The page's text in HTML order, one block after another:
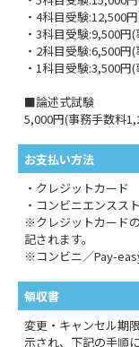
・4科目受験:12,500
・3科目受験:9,500
・2科目受験:6,500
・1科目受験:3,500
■論述式試験
5,000円(事務手数料
お支払い方法
・クレジットカード
・コンビニエンスス
※クレジットカード
記されます。
※コンビニ／Pay-
領収書
変更・キャンセル期
示され、下記の手順